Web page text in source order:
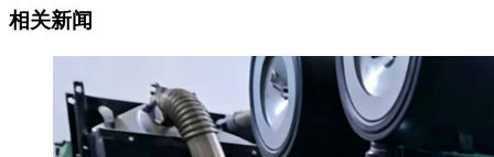
相关新闻